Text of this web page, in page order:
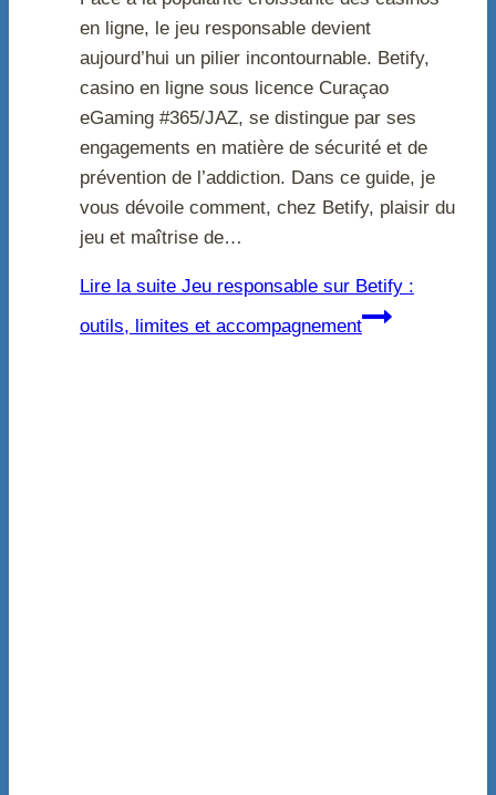
en ligne, le jeu responsable devient
aujourd’hui un pilier incontournable. Betify,
casino en ligne sous licence Curaçao
eGaming #365/JAZ, se distingue par ses
engagements en matière de sécurité et de
prévention de l’addiction. Dans ce guide, je
vous dévoile comment, chez Betify, plaisir du
jeu et maîtrise de…
Lire la suite Jeu responsable sur Betify :
outils, limites et accompagnement